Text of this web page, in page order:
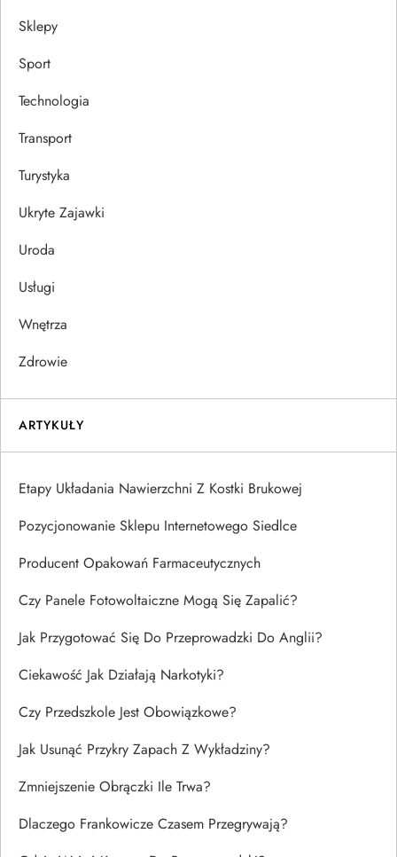
Sklepy
Sport
Technologia
Transport
Turystyka
Ukryte Zajawki
Uroda
Usługi
Wnętrza
Zdrowie
ARTYKUŁY
Etapy Układania Nawierzchni Z Kostki Brukowej
Pozycjonowanie Sklepu Internetowego Siedlce
Producent Opakowań Farmaceutycznych
Czy Panele Fotowoltaiczne Mogą Się Zapalić?
Jak Przygotować Się Do Przeprowadzki Do Anglii?
Ciekawość Jak Działają Narkotyki?
Czy Przedszkole Jest Obowiązkowe?
Jak Usunąć Przykry Zapach Z Wykładziny?
Zmniejszenie Obrączki Ile Trwa?
Dlaczego Frankowicze Czasem Przegrywają?